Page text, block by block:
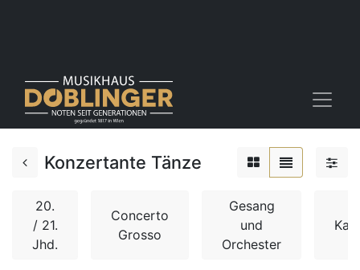
Konzertante Tänze
20.
/ 21.
Jhd.
Concerto
Grosso
Gesang
und
Orchester